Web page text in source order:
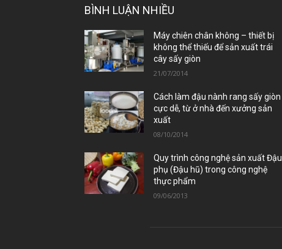
BÌNH LUẬN NHIỀU
Máy chiên chân không – thiết bị
không thể thiếu để sản xuất trái
cây sấy giòn
21/07/2014
Cách làm đậu nành rang sấy giòn
cực dễ, từ ở nhà đến xưởng sản
xuất
08/10/2014
Quy trình công nghệ sản xuất Đậu
phụ (Đậu hũ) trong công nghệ
thực phẩm
09/06/2013